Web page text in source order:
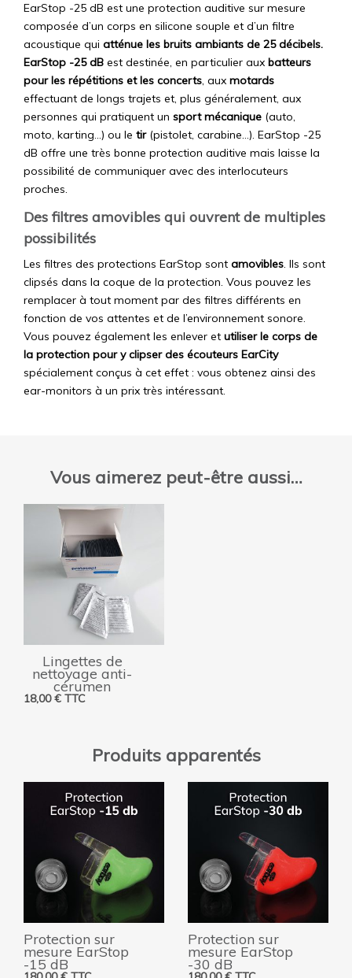
EarStop -25 dB est une protection auditive sur mesure
composée d’un corps en silicone souple et d’un filtre
acoustique qui atténue les bruits ambiants de 25 décibels.
EarStop -25 dB est destinée, en particulier aux batteurs
pour les répétitions et les concerts, aux motards
effectuant de longs trajets et, plus généralement, aux
personnes qui pratiquent un sport mécanique (auto,
moto, karting…) ou le tir(pistolet, carabine…). EarStop -25
dB offre une très bonne protection auditive mais laisse la
possibilité de communiquer avec des interlocuteurs
proches.
Des filtres amovibles qui ouvrent de multiples
possibilités
Les filtres des protections EarStop sont amovibles. Ils sont
clipsés dans la coque de la protection. Vous pouvez les
remplacer à tout moment par des filtres différents en
fonction de vos attentes et de l’environnement sonore.
Vous pouvez également les enlever et utiliser le corps de
la protection pour y clipser des écouteurs EarCity
spécialement conçus à cet effet : vous obtenez ainsi des
ear-monitors à un prix très intéressant.
Vous aimerez peut-être aussi…
Lingettes de
nettoyage anti-
cérumen
18,00€ TTC
Produits apparentés
Protection sur
mesure EarStop
-15 dB
Protection sur
mesure EarStop
-30 dB